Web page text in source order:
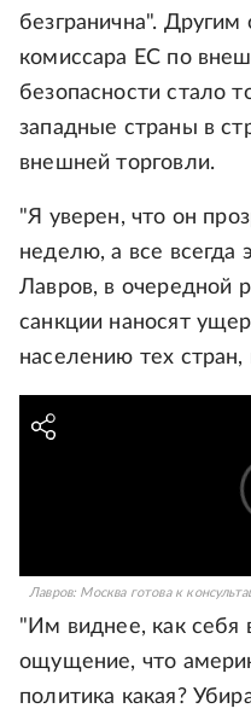
безгранична". Другим
комиссара ЕС по
безопасности стало
западные страны в
внешней торговли.
"Я уверен, что он
неделю, а все всегда
Лавров, в очередной
санкции наносят
населению тех стран,
Лавров: Москва готова к
"Им виднее, как себя
ощущение, что
политика какая?